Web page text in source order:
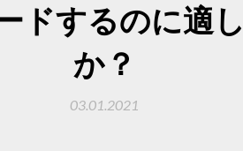
ドするのに適
か？
03.01.2021